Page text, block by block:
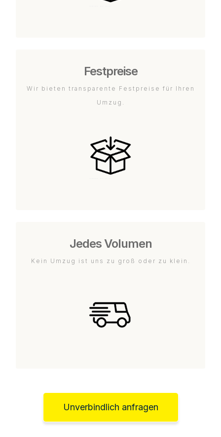
Festpreise
Wir bieten transparente Festpreise für Ihren
Umzug.
Jedes Volumen
Kein Umzug ist uns zu groß oder zu klein.
Unverbindlich anfragen